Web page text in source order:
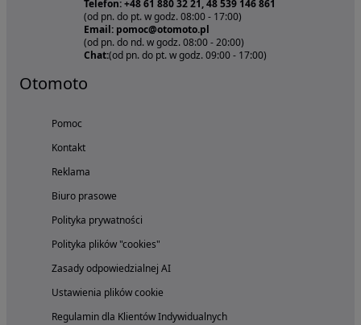
Telefon: +48 61 880 32 21, 48 539 146 861
(od pn. do pt. w godz. 08:00 - 17:00)
Email: pomoc@otomoto.pl
(od pn. do nd. w godz. 08:00 - 20:00)
Chat:(od pn. do pt. w godz. 09:00 - 17:00)
Otomoto
Pomoc
Kontakt
Reklama
Biuro prasowe
Polityka prywatności
Polityka plików "cookies"
Zasady odpowiedzialnej AI
Ustawienia plików cookie
Regulamin dla Klientów Indywidualnych